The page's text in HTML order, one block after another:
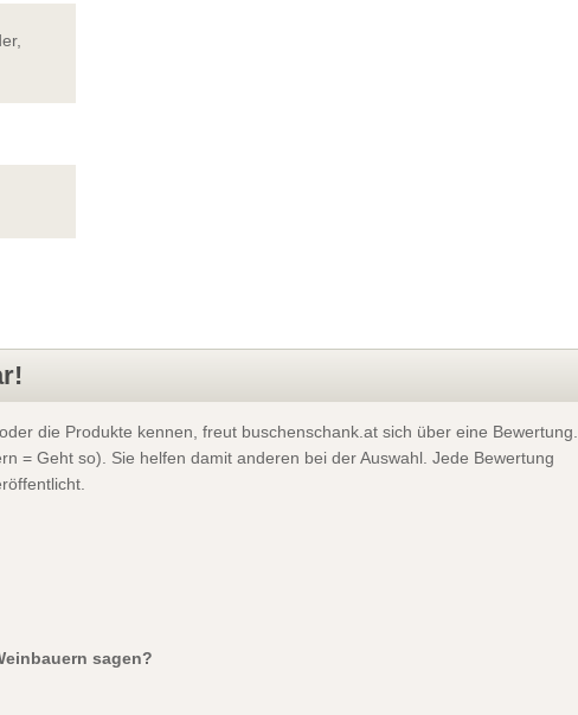
die Produkte kennen, freut buschenschank.at sich über eine Bewertung.
= Geht so). Sie helfen damit anderen bei der Auswahl. Jede Bewertung
sagen?